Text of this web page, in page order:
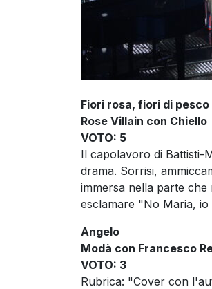
Fiori rosa, fiori di pesco
Rose Villain con Chiello
VOTO: 5
Il capolavoro di Battisti-
drama. Sorrisi,
immersa nella parte
esclamare "No Maria,
Angelo
Modà con Francesco
VOTO: 3
Rubrica: "Cover con